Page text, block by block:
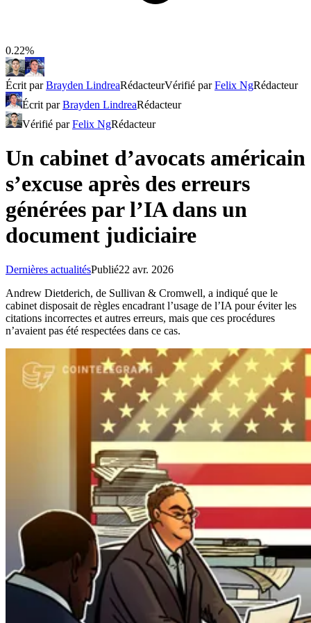
0.22%
Écrit parBrayden LindreaRédacteurVérifié parFelix NgRédacteur
Écrit parBrayden LindreaRédacteur
Vérifié parFelix NgRédacteur
Un cabinet d’avocats américain
s’excuse après des erreurs
générées par l’IA dans un
document judiciaire
Dernières actualitésPublié22 avr. 2026
Andrew Dietderich, de Sullivan & Cromwell, a indiqué que le
cabinet disposait de règles encadrant l’usage de l’IA pour éviter les
citations incorrectes et autres erreurs, mais que ces procédures
n’avaient pas été respectées dans ce cas.